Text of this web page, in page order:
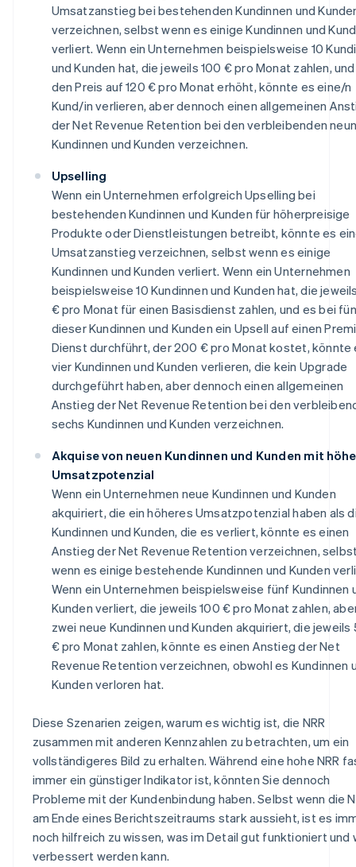
Umsatzanstieg bei bestehenden Kundinnen und
verzeichnen, selbst wenn es einige Kundinnen und
verliert. Wenn ein Unternehmen beispielsweise 10
und Kunden hat, die jeweils 100 € pro Monat zahlen,
den Preis auf 120 € pro Monat erhöht, könnte es eine/n
Kund/in verlieren, aber dennoch einen allgemeinen
der Net Revenue Retention bei den verbleibenden neun
Kundinnen und Kunden verzeichnen.
Upselling
Wenn ein Unternehmen erfolgreich Upselling bei
bestehenden Kundinnen und Kunden für höherpreisige
Produkte oder Dienstleistungen betreibt, könnte es
Umsatzanstieg verzeichnen, selbst wenn es einige
Kundinnen und Kunden verliert. Wenn ein Unternehmen
beispielsweise 10 Kundinnen und Kunden hat, die
€ pro Monat für einen Basisdienst zahlen, und es bei
dieser Kundinnen und Kunden ein Upsell auf einen
Dienst durchführt, der 200 € pro Monat kostet, könnte
vier Kundinnen und Kunden verlieren, die kein Upgrade
durchgeführt haben, aber dennoch einen allgemeinen
Anstieg der Net Revenue Retention bei den
sechs Kundinnen und Kunden verzeichnen.
Akquise von neuen Kundinnen und Kunden mit
Umsatzpotenzial
Wenn ein Unternehmen neue Kundinnen und Kunden
akquiriert, die ein höheres Umsatzpotenzial haben als
Kundinnen und Kunden, die es verliert, könnte es einen
Anstieg der Net Revenue Retention verzeichnen,
wenn es einige bestehende Kundinnen und Kunden
Wenn ein Unternehmen beispielsweise fünf Kundinnen
Kunden verliert, die jeweils 100 € pro Monat zahlen,
zwei neue Kundinnen und Kunden akquiriert, die
€ pro Monat zahlen, könnte es einen Anstieg der Net
Revenue Retention verzeichnen, obwohl es Kundinnen
Kunden verloren hat.
Diese Szenarien zeigen, warum es wichtig ist, die NRR
zusammen mit anderen Kennzahlen zu betrachten, um ein
vollständigeres Bild zu erhalten. Während eine hohe NRR
immer ein günstiger Indikator ist, könnten Sie dennoch
Probleme mit der Kundenbindung haben. Selbst wenn die
am Ende eines Berichtszeitraums stark aussieht, ist es
noch hilfreich zu wissen, was im Detail gut funktioniert und
verbessert werden kann.